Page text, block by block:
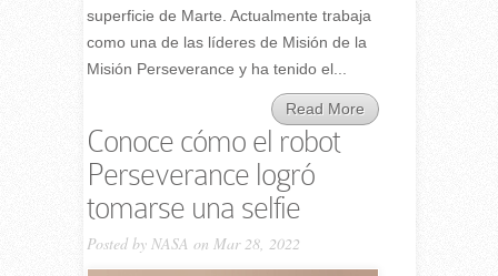
superficie de Marte. Actualmente trabaja
como una de las líderes de Misión de la
Misión Perseverance y ha tenido el...
Read More
Conoce cómo el robot
Perseverance logró
tomarse una selfie
Posted by NASA on Mar 28, 2022